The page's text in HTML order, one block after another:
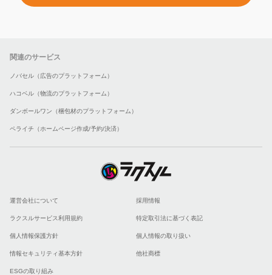
関連のサービス
ノバセル（広告のプラットフォーム）
ハコベル（物流のプラットフォーム）
ダンボールワン（梱包材のプラットフォーム）
ペライチ（ホームページ作成/予約/決済）
運営会社について 採用情報
ラクスルサービス利用規約 特定取引法に基づく表記
個人情報保護方針 個人情報の取り扱い
情報セキュリティ基本方針 他社商標
ESGの取り組み